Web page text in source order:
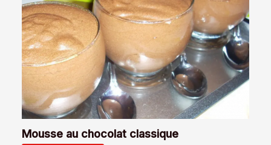
Mousse au chocolat classique